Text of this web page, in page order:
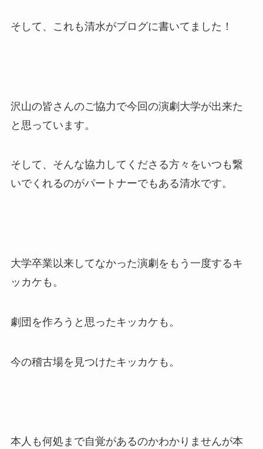
そして、これも清水がブログに書いてました！
沢山の皆さんのご協力で今回の演劇大学が出来た
と思っています。
そして、そんな協力してくださる方々をいつも繋
いでくれるのがパートナーでもある清水です。
大学卒業以来してなかった演劇をもう一度するキ
ッカケも。
劇団を作ろうと思ったキッカケも。
今の稽古場を見つけたキッカケも。
本人も何処まで自覚があるのかわかりませんが本